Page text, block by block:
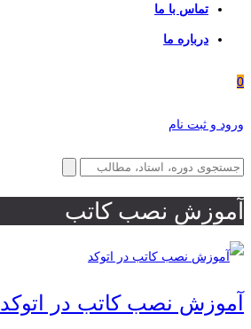
تماس با ما
درباره ما
0
ورود و ثبت نام
آموزش نصب کاتب
آموزش نصب کاتب در اتوکد